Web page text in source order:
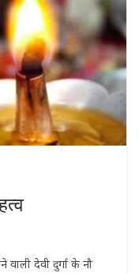
देवी दुर्गा के नौ